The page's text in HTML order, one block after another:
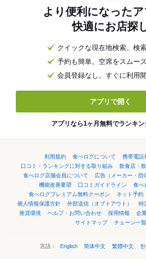
より便利になった
快適にお店探
クイックな現在地検索。検
予約も簡単。空席をスムー
会員登録なし。すぐに利用
アプリで開く
アプリなら1ヶ月無料でランキン
利用規約 食べログについて
携帯電話
口コミ・ランキングに対する取り組み
飲食店・
食べログ店舗会員について
広告（メーカー・団
機能改善要望
口コミガイドライン
食べ
食べログプレミアム無料クーポン
ネット予約
個人情報保護方針
外部送信（オプトアウト）
特
推奨環境
ヘルプ・お問い合わせ 採用情報 企
サイトマップ
チェーン一覧
言語： English 简体中文 繁體中文